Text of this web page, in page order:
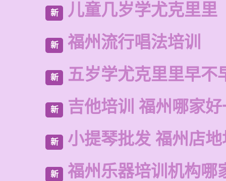
新 儿童几岁学尤克里里
新 福州流行唱法培训
新 五岁学尤克里里早不
新 吉他培训 福州哪家
新 小提琴批发 福州店
新 福州乐器培训机构哪